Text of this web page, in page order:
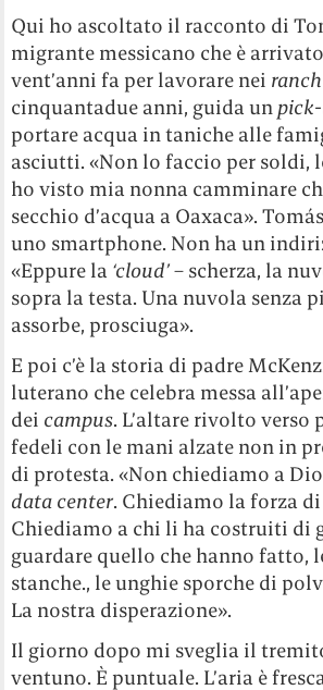
Qui ho ascoltato il racconto di
migrante messicano che è
vent’anni fa per lavorare nei ranch
cinquantadue anni, guida un
portare acqua in taniche alle
asciutti. «Non lo faccio per soldi,
ho visto mia nonna camminare
secchio d’acqua a Oaxaca».
uno smartphone. Non ha un
«Eppure la ‘cloud’– scherza, la
sopra la testa. Una nuvola senza
assorbe, prosciuga».
E poi c’è la storia di padre
luterano che celebra messa
dei campus. L’altare rivolto verso
fedeli con le mani alzate non in
di protesta. «Non chiediamo a
data center. Chiediamo la forza di
Chiediamo a chi li ha costruiti di
guardare quello che hanno fatto,
stanche., le unghie sporche di
La nostra disperazione».
Il giorno dopo mi sveglia il
ventuno. È puntuale. L’aria è